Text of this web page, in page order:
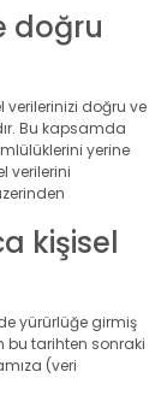
doğru
verilerinizi doğru ve
Bu kapsamda
yerine
verilerini
kişisel
yürürlüğe girmiş
bu tarihten sonraki
(veri